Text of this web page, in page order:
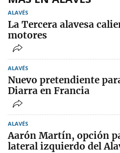
ALAVÉS
La Tercera alavesa
motores
ALAVÉS
Nuevo pretendiente
Diarra en Francia
ALAVÉS
Aarón Martín, opción
lateral izquierdo del